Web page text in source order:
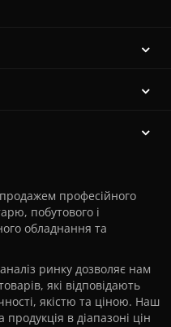
професійного
побутового і
обладнання та
ринку дозволяє нам
які відповідають
якістю та ціною. Наш
в діапазоні цін